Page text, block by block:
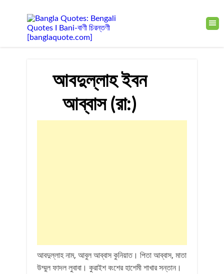
আবদুল্লাহ ইবন
আব্বাস (রা:)
আবদুল্লাহ নাম, আবুল আব্বাস কুনিয়াত। পিতা আব্বাস, মাতা
উম্মুল ফাদল লুবাবা। কুরাইশ বংশের হাশেমী শাখার সন্তান।